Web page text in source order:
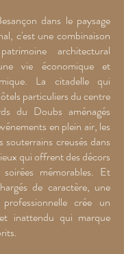
dans le paysage
c'est une combinaison
architectural
vie économique et
La citadelle qui
particuliers du centre
du Doubs aménagés
en plein air, les
souterrains creusés dans
qui offrent des décors
mémorables. Et
de caractère, une
crée un
inattendu qui marque